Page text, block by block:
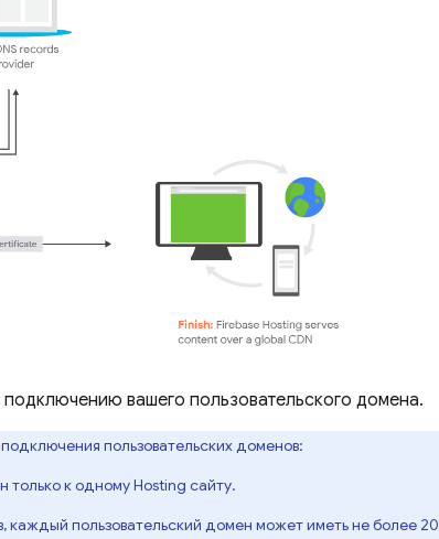
подключению вашего пользовательского домена.
пользовательских доменов:
только к одномуHosting сайту.
каждый пользовательский домен может иметь не более 20